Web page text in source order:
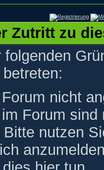
Zutritt zu
nicht
Forum
nutzen